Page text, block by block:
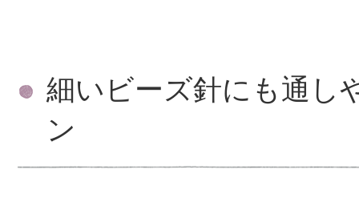
細いビーズ針にも通し
ン